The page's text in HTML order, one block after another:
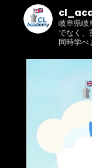
岐阜県岐
でなく、
同時学べ